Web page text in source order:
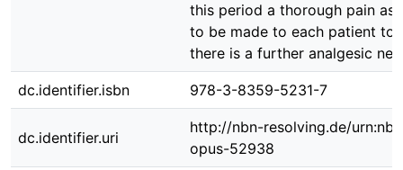
this period a thorough pain
to be made to each patient to
there is a further analgesic
dc.identifier.isbn 978-3-8359-5231-7
dc.identifier.uri
http://nbn-resolving.de/
opus-52938